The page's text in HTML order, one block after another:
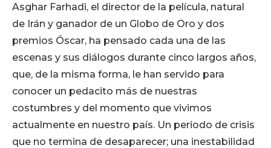
Asghar Farhadi, el director de la película, natural
de Irán y ganador de un Globo de Oro y dos
premios Óscar, ha pensado cada una de las
escenas y sus diálogos durante cinco largos años,
que, de la misma forma, le han servido para
conocer un pedacito más de nuestras
costumbres y del momento que vivimos
actualmente en nuestro país. Un periodo de crisis
que no termina de desaparecer; una inestabilidad